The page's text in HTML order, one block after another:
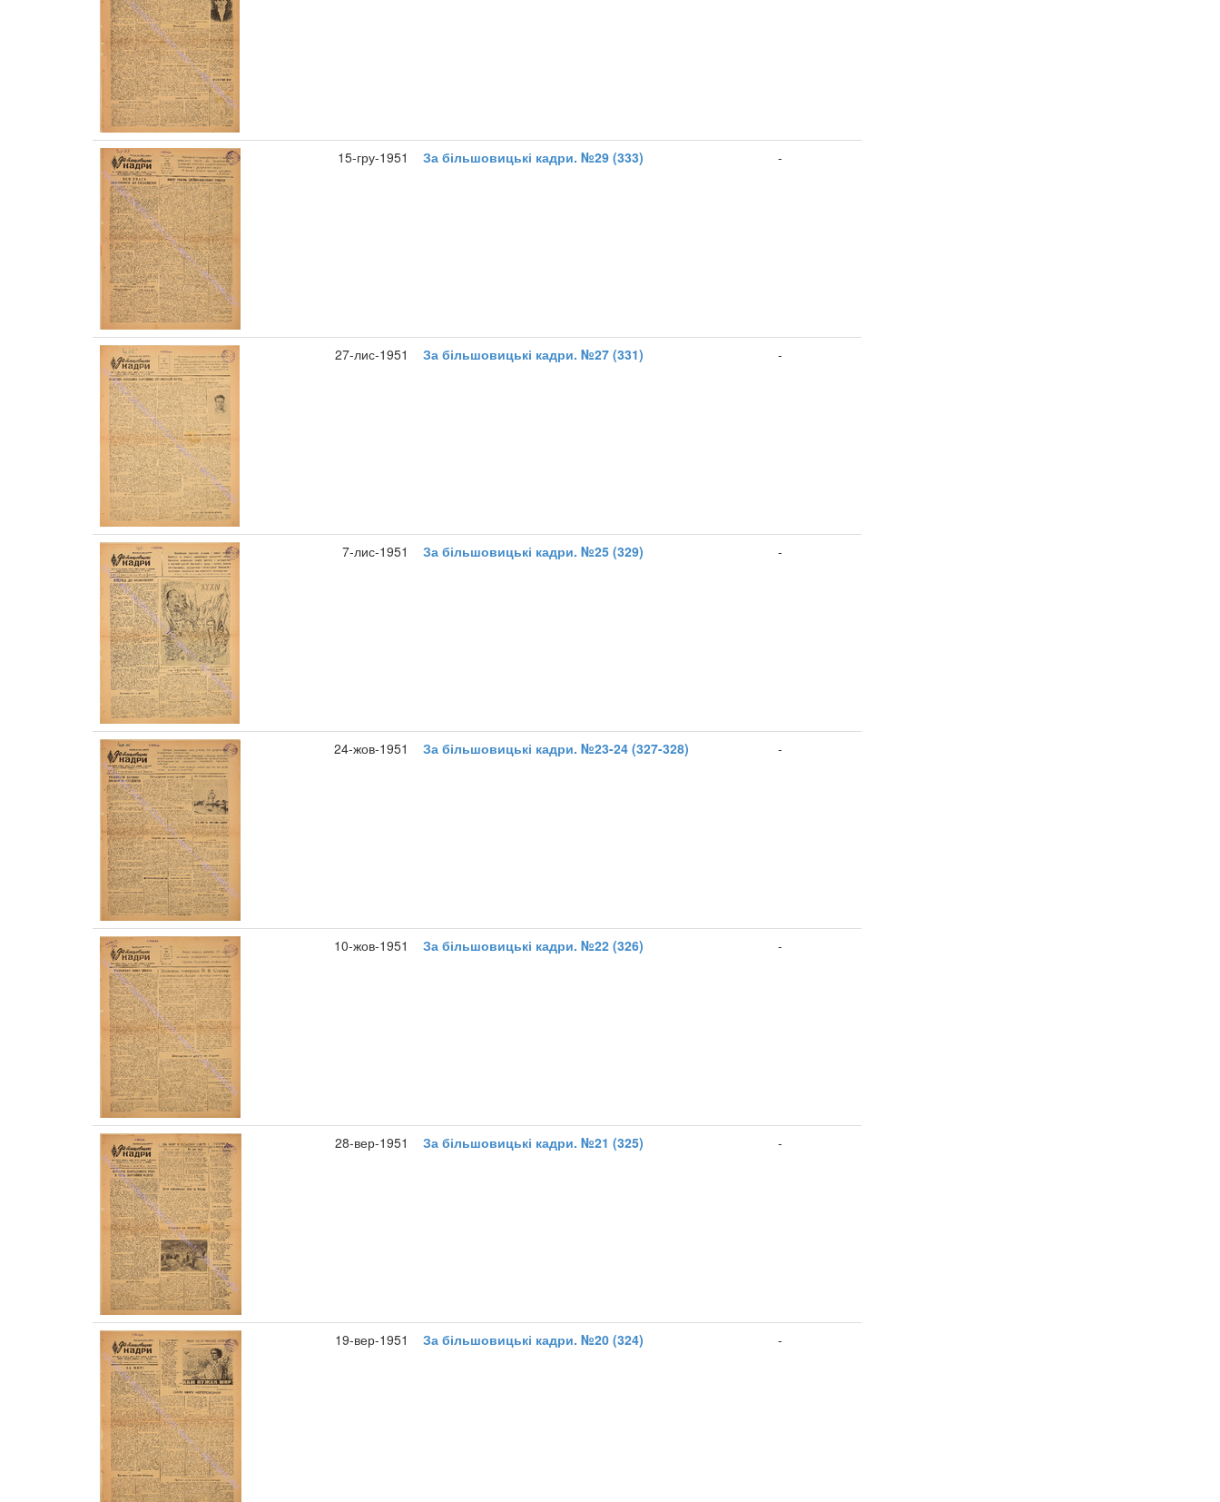
15-гру-1951 За більшовицькі кадри. №29 (333) -
27-лис-1951 За більшовицькі кадри. №27 (331) -
7-лис-1951 За більшовицькі кадри. №25 (329) -
24-жов-1951 За більшовицькі кадри. №23-24 (327-328) -
10-жов-1951 За більшовицькі кадри. №22 (326) -
28-вер-1951 За більшовицькі кадри. №21 (325) -
19-вер-1951 За більшовицькі кадри. №20 (324) -